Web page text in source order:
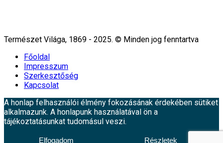
Természet Világa, 1869 - 2025. © Minden jog fenntartva
Főoldal
Impresszum
Szerkesztőség
Kapcsolat
A honlap felhasználói élmény fokozásának érdekében sütiket
alkalmazunk. A honlapunk használatával ön a
tájékoztatásunkat tudomásul veszi.
Elfogadom Részletek